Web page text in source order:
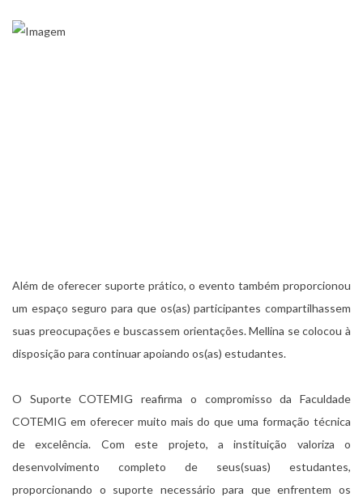
Além de oferecer suporte prático, o evento também proporcionou
um espaço seguro para que os(as) participantes compartilhassem
suas preocupações e buscassem orientações. Mellina se colocou à
disposição para continuar apoiando os(as) estudantes.
O Suporte COTEMIG reafirma o compromisso da Faculdade
COTEMIG em oferecer muito mais do que uma formação técnica
de excelência. Com este projeto, a instituição valoriza o
desenvolvimento completo de seus(suas) estudantes,
proporcionando o suporte necessário para que enfrentem os